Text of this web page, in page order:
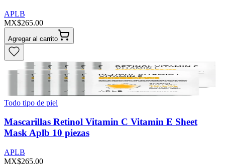
APLB
MX$265.00
Agregar al carrito
Todo tipo de piel
Mascarillas Retinol Vitamin C Vitamin E Sheet
Mask Aplb 10 piezas
APLB
MX$265.00